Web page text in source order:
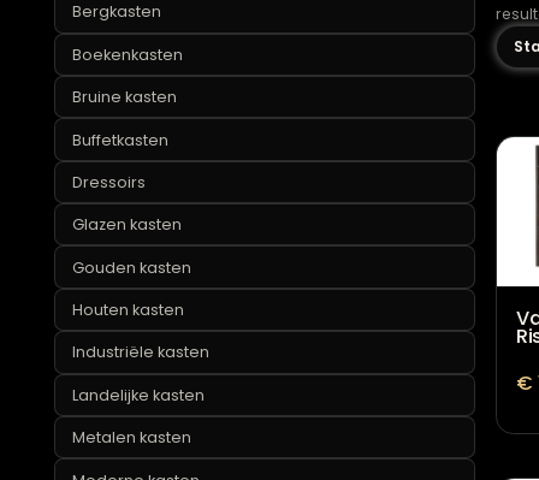
CATEGORIES
Bergkasten
Boekenkasten
Buffetkasten
Dressoirs
Glazen kasten
Gouden kasten
Houten kasten
Industriële kasten